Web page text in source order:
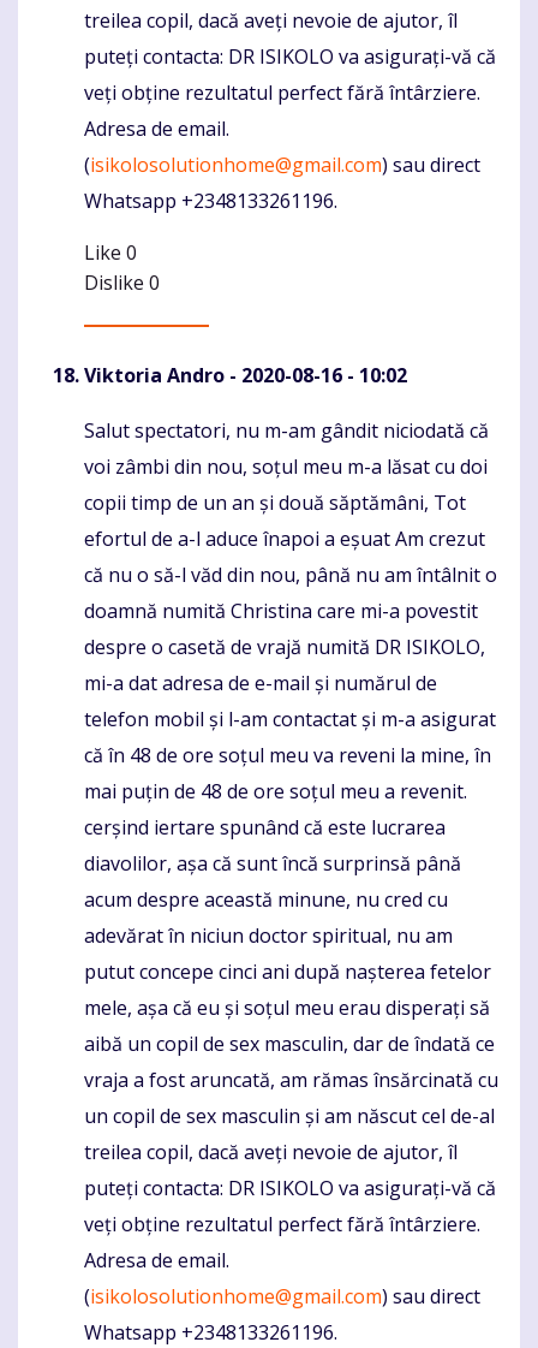
treilea copil, dacă aveți nevoie de ajutor, îl
puteți contacta: DR ISIKOLO va asigurați-vă că
veți obține rezultatul perfect fără întârziere.
Adresa de email.
(isikolosolutionhome@gmail.com) sau direct
Whatsapp +2348133261196.
Like 0
Dislike 0
Viktoria Andro - 2020-08-16 - 10:02
Komentaras
Salut spectatori, nu m-am gândit niciodată că
voi zâmbi din nou, soțul meu m-a lăsat cu doi
copii timp de un an și două săptămâni, Tot
efortul de a-l aduce înapoi a eșuat Am crezut
că nu o să-l văd din nou, până nu am întâlnit o
doamnă numită Christina care mi-a povestit
despre o casetă de vrajă numită DR ISIKOLO,
mi-a dat adresa de e-mail și numărul de
telefon mobil și l-am contactat și m-a asigurat
că în 48 de ore soțul meu va reveni la mine, în
mai puțin de 48 de ore soțul meu a revenit.
cerșind iertare spunând că este lucrarea
diavolilor, așa că sunt încă surprinsă până
acum despre această minune, nu cred cu
adevărat în niciun doctor spiritual, nu am
putut concepe cinci ani după nașterea fetelor
mele, așa că eu și soțul meu erau disperați să
aibă un copil de sex masculin, dar de îndată ce
vraja a fost aruncată, am rămas însărcinată cu
un copil de sex masculin și am născut cel de-al
treilea copil, dacă aveți nevoie de ajutor, îl
puteți contacta: DR ISIKOLO va asigurați-vă că
veți obține rezultatul perfect fără întârziere.
Adresa de email.
(isikolosolutionhome@gmail.com) sau direct
Whatsapp +2348133261196.